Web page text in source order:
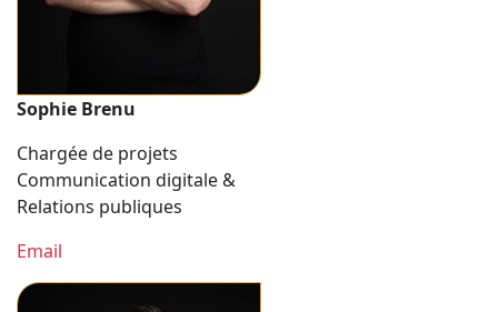
Sophie Brenu
Chargée de projets
Communication digitale &
Relations publiques
Email